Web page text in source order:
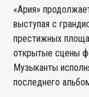
«Ария»
выступая с
престижных
открытые сцены
Музыканты
последнего